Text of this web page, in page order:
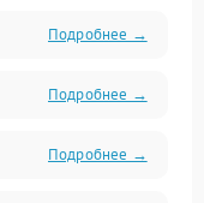
Подробнее →
Подробнее →
Подробнее →